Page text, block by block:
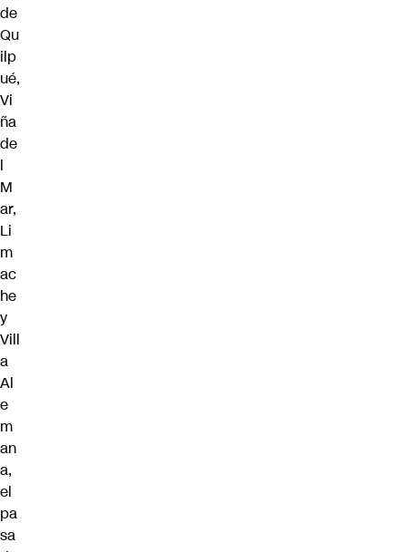
de
Qu
ilp
ué,
Vi
ña
de
l
M
ar,
Li
m
ac
he
y
Vill
a
Al
e
m
an
a,
el
pa
sa